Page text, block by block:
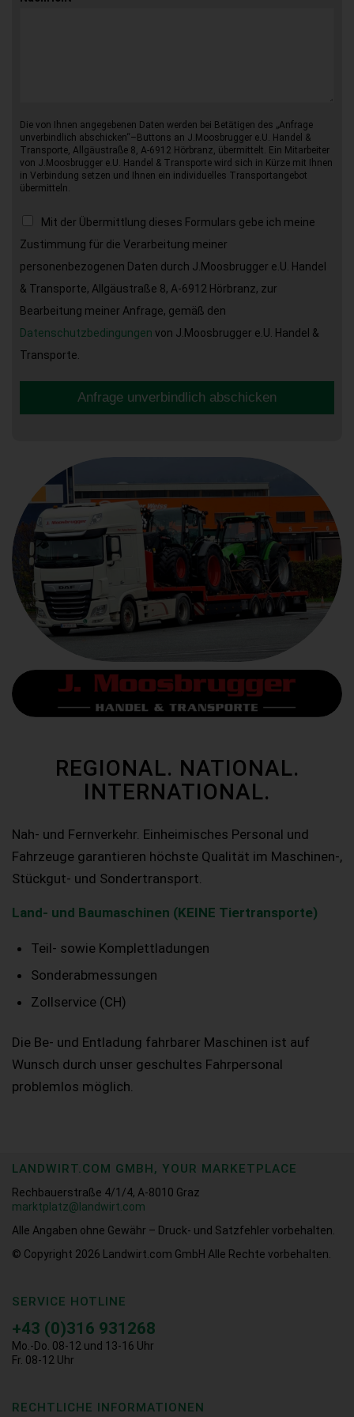
Die von Ihnen angegebenen Daten werden bei Betätigen des „Anfrage
unverbindlich abschicken“–Buttons an J.Moosbrugger e.U. Handel &
Transporte, Allgäustraße 8, A-6912 Hörbranz, übermittelt. Ein Mitarbeiter
von J.Moosbrugger e.U. Handel & Transporte wird sich in Kürze mit Ihnen
in Verbindung setzen und Ihnen ein individuelles Transportangebot
übermitteln.
Mit der Übermittlung dieses Formulars gebe ich meine
Zustimmung für die Verarbeitung meiner
personenbezogenen Daten durch J.Moosbrugger e.U. Handel
& Transporte, Allgäustraße 8, A-6912 Hörbranz, zur
Bearbeitung meiner Anfrage, gemäß den
Datenschutzbedingungen von J.Moosbrugger e.U. Handel &
Transporte.
Anfrage unverbindlich abschicken
REGIONAL. NATIONAL.
INTERNATIONAL.
Nah- und Fernverkehr. Einheimisches Personal und
Fahrzeuge garantieren höchste Qualität im Maschinen-,
Stückgut- und Sondertransport.
Land- und Baumaschinen (KEINE Tiertransporte)
Teil- sowie Komplettladungen
Sonderabmessungen
Zollservice (CH)
Die Be- und Entladung fahrbarer Maschinen ist auf
Wunsch durch unser geschultes Fahrpersonal
problemlos möglich.
LANDWIRT.COM GMBH, YOUR MARKETPLACE
Rechbauerstraße 4/1/4, A-8010 Graz
marktplatz@landwirt.com
Alle Angaben ohne Gewähr – Druck- und Satzfehler vorbehalten.
© Copyright 2026
Landwirt.com GmbH Alle Rechte vorbehalten.
SERVICE HOTLINE
+43 (0)316 931268
Mo.-Do. 08-12 und 13-16 Uhr
Fr. 08-12 Uhr
RECHTLICHE INFORMATIONEN